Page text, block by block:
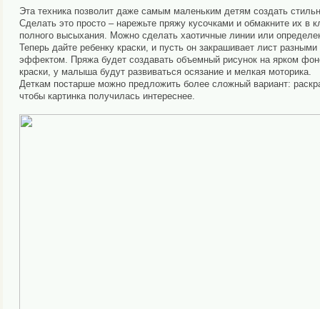
Эта техника позволит даже самым маленьким детям создать
Сделать это просто – нарежьте пряжу кусочками и обмакните их в
полного высыхания. Можно сделать хаотичные линии или
Теперь дайте ребенку краски, и пусть он закрашивает лист
эффектом. Пряжа будет создавать объемный рисунок на ярком
краски, у малыша будут развиваться осязание и мелкая моторика.
Деткам постарше можно предложить более сложный вариант:
чтобы картинка получилась интереснее.